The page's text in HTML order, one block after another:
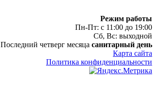
Режим работы
Пн-Пт: с 11:00 до 19:00
Сб, Вс: выходной
Последний четверг месяца санитарный день
Карта сайта
Политика конфиденциальности